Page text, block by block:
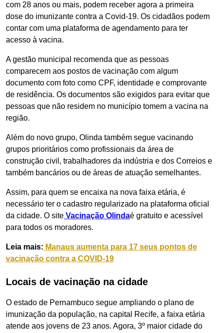
com 28 anos ou mais, podem receber agora a primeira
dose do imunizante contra a Covid-19. Os cidadãos podem
contar com uma plataforma de agendamento para ter
acesso à vacina.
A gestão municipal recomenda que as pessoas
comparecem aos postos de vacinação com algum
documento com foto como CPF, identidade e comprovante
de residência. Os documentos são exigidos para evitar que
pessoas que não residem no município tomem a vacina na
região.
Além do novo grupo, Olinda também segue vacinando
grupos prioritários como profissionais da área de
construção civil, trabalhadores da indústria e dos Correios e
também bancários ou de áreas de atuação semelhantes.
Assim, para quem se encaixa na nova faixa etária, é
necessário ter o cadastro regularizado na plataforma oficial
da cidade. O site Vacinação Olindaé gratuito e acessível
para todos os moradores.
Leia mais: Manaus aumenta para 17 seus pontos de
vacinação contra a COVID-19
Locais de vacinação na cidade
O estado de Pernambuco segue ampliando o plano de
imunização da população, na capital Recife, a faixa etária
atende aos jovens de 23 anos. Agora, 3º maior cidade do